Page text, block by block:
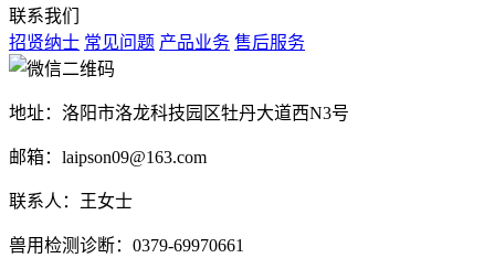
联系我们
招贤纳士 常见问题 产品业务 售后服务
地址：洛阳市洛龙科技园区牡丹大道西N3号
邮箱：laipson09@163.com
联系人：王女士
兽用检测诊断：0379-69970661